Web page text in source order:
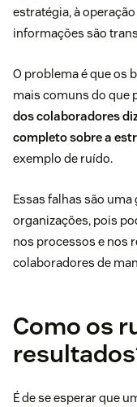
estratégia, à
informações são
O problema é que os
mais comuns do que
dos colaboradores
completo sobre a
exemplo de ruído.
Essas falhas são uma
organizações, pois
nos processos e nos
colaboradores de
Como os
É de se esperar que